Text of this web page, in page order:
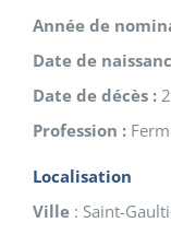
Année de
Date de
Date de décès :
Profession :
Localisation
Ville : Saint-